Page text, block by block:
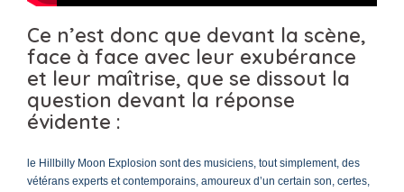
Ce n’est donc que devant la scène,
face à face avec leur exubérance
et leur maîtrise, que se dissout la
question devant la réponse
évidente :
le Hillbilly Moon Explosion sont des musiciens, tout simplement, des
vétérans experts et contemporains, amoureux d’un certain son, certes,